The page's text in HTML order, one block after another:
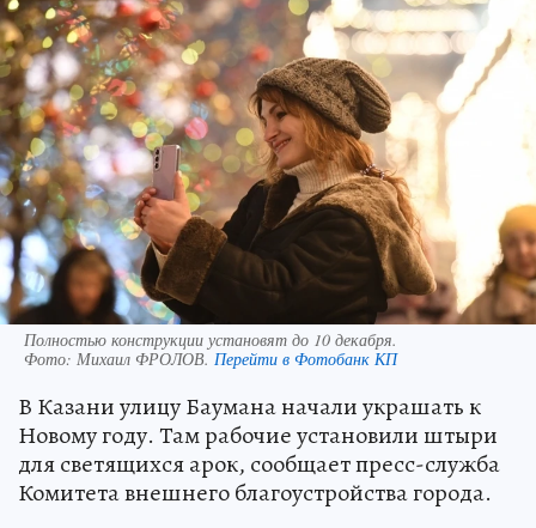
Полностью конструкции установят до 10 декабря.
Фото: Михаил ФРОЛОВ. Перейти в Фотобанк КП
В Казани улицу Баумана начали украшать к
Новому году. Там рабочие установили штыри
для светящихся арок, сообщает пресс-служба
Комитета внешнего благоустройства города.